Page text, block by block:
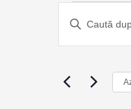
în
Introdu
Evenimente